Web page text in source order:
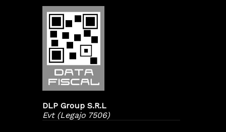
DLP Group S.R.L
Evt (Legajo 7506)